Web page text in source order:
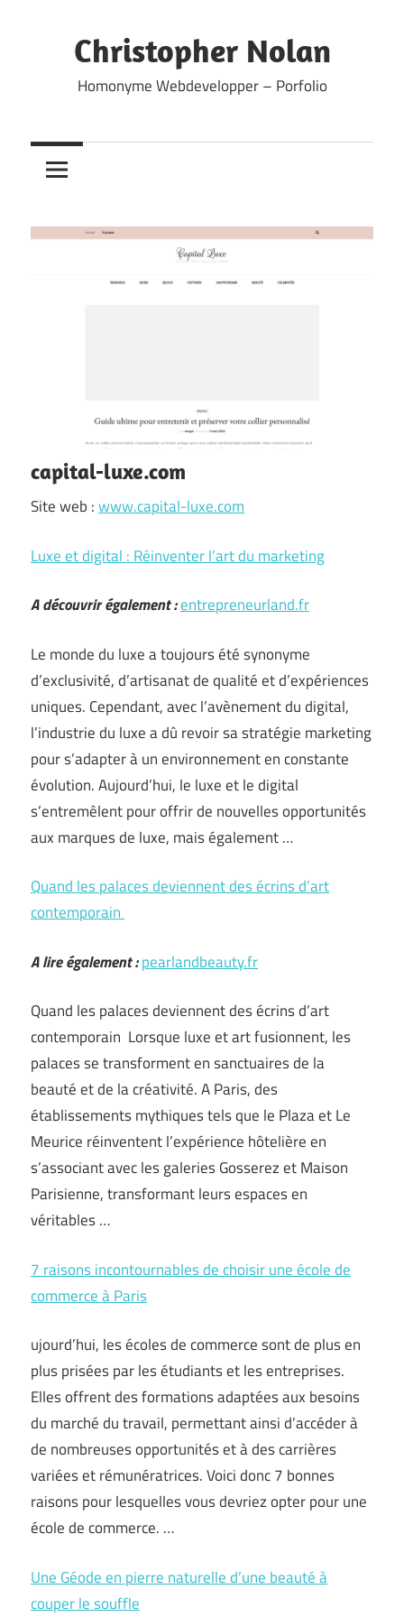
contentChristopher Nolan
Homonyme Webdevelopper – Porfolio
capital-luxe.com
Site web :www.capital-luxe.com
Luxe et digital : Réinventer l’art du marketing
A découvrir également :entrepreneurland.fr
Le monde du luxe a toujours été synonyme
d’exclusivité, d’artisanat de qualité et d’expériences
uniques. Cependant, avec l’avènement du digital,
l’industrie du luxe a dû revoir sa stratégie marketing
pour s’adapter à un environnement en constante
évolution. Aujourd’hui, le luxe et le digital
s’entremêlent pour offrir de nouvelles opportunités
aux marques de luxe, mais également …
Quand les palaces deviennent des écrins d’art
contemporain
A lire également :pearlandbeauty.fr
Quand les palaces deviennent des écrins d’art
contemporain Lorsque luxe et art fusionnent, les
palaces se transforment en sanctuaires de la
beauté et de la créativité. A Paris, des
établissements mythiques tels que le Plaza et Le
Meurice réinventent l’expérience hôtelière en
s’associant avec les galeries Gosserez et Maison
Parisienne, transformant leurs espaces en
véritables …
7 raisons incontournables de choisir une école de
commerce à Paris
ujourd’hui, les écoles de commerce sont de plus en
plus prisées par les étudiants et les entreprises.
Elles offrent des formations adaptées aux besoins
du marché du travail, permettant ainsi d’accéder à
de nombreuses opportunités et à des carrières
variées et rémunératrices. Voici donc 7 bonnes
raisons pour lesquelles vous devriez opter pour une
école de commerce. …
Une Géode en pierre naturelle d’une beauté à
couper le souffle